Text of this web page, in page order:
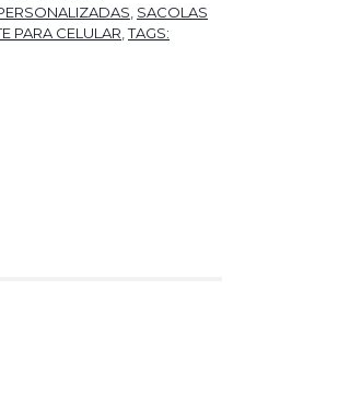
SACOLAS
PARA CELULAR ,TAGS: